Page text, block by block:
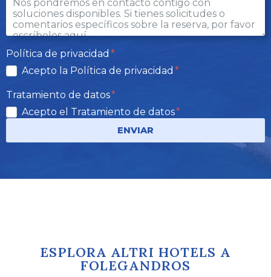
Política de privacidad
Acepto la Política de privacidad
Tratamiento de datos
Acepto el Tratamiento de datos
ENVIAR
ESPLORA ALTRI HOTELS A
FOLEGANDROS